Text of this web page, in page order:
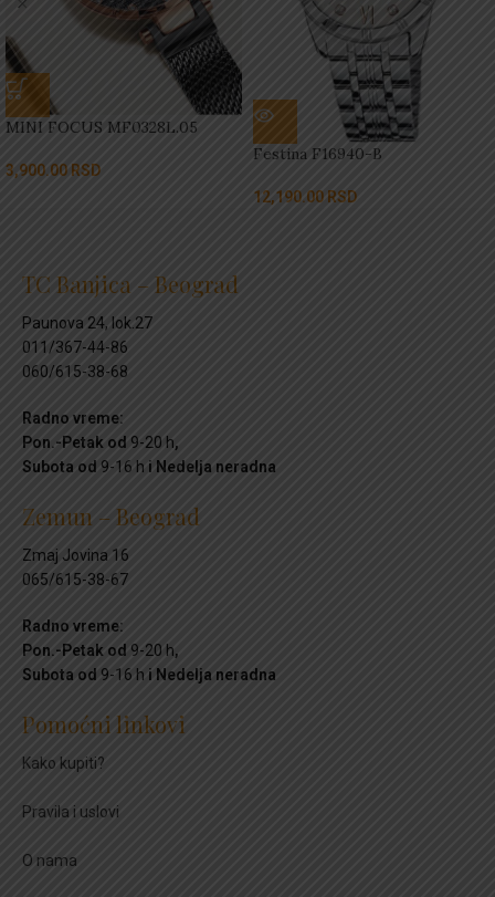
MINI FOCUS MF0328L.05
3,900.00 RSD
Festina F16940-B
12,190.00 RSD
TC Banjica – Beograd
Paunova 24, lok.27
011/367-44-86
060/615-38-68
Radno vreme:
Pon.-Petak od 9-20 h,
Subota od 9-16 h i Nedelja neradna
Zemun – Beograd
Zmaj Jovina 16
065/615-38-67
Radno vreme:
Pon.-Petak od 9-20 h,
Subota od 9-16 h i Nedelja neradna
Pomoćni linkovi
Kako kupiti?
Pravila i uslovi
O nama